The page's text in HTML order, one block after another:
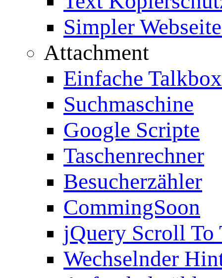
Simpler
Attachment
Einfache Talkbox
Suchmaschine
Google Scripte
Taschenrechner
Besucherzähler
CommingSoon
jQuery Scroll To
Wechselnder